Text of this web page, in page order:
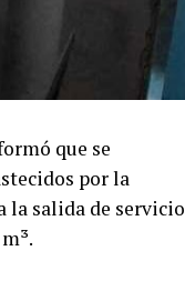
que se
por la
la salida de servicio